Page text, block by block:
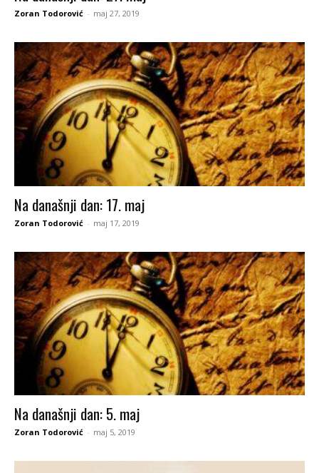
Zoran Todorović - maj 27, 2019
Na današnji dan: 17. maj
Zoran Todorović - maj 17, 2019
Na današnji dan: 5. maj
Zoran Todorović - maj 5, 2019